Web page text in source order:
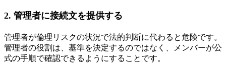
2. 管理者に接続文を提供する
管理者が倫理リスクの状況で法的判断に代わると危険です。
管理者の役割は、基準を決定するのではなく、メンバーが公
式の手順で確認できるようにすることです。